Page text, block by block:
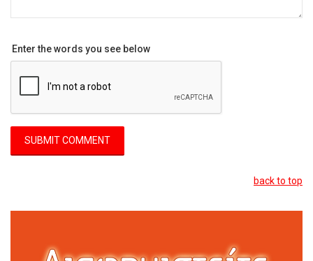
Enter the words you see below
back to top